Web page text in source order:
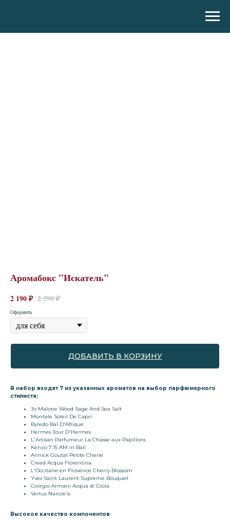
Аромабокс "Искатель"
2 190₽ 2 590₽
Оформить
ДОБАВИТЬ В КОРЗИНУ
В набор входят 7 из указанных ароматов на выбор парфюмерного
стилиста:
Jo Malone Wood Sage And Sea Salt
Montale Soleil De Capri
Byredo Bal D'Afrique
Hermes Jour D'Hermes
L'Artisan Parfumeur La Chasse aux Papillons
Kenzo 7:15 AM in Bali
Annick Goutal Petite Cherie
Creed Acqua Fiorentina
L'Occitane en Provence Cherry Blossom
Yves Saint Laurent Supreme Bouquet
Giorgio Armani Acqua di Gioia
Vertus Narcos'is
Высокое качество компонентов